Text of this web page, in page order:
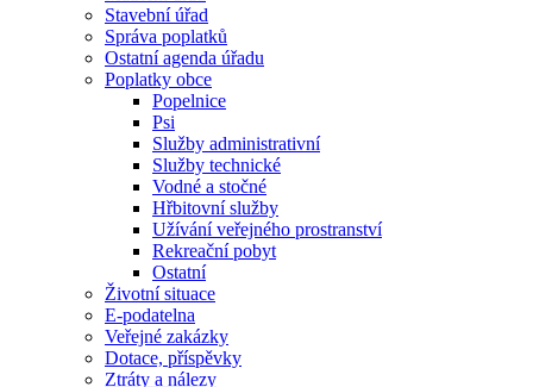
Stavební úřad
Správa poplatků
Ostatní agenda úřadu
Poplatky obce
Popelnice
Psi
Služby administrativní
Služby technické
Vodné a stočné
Hřbitovní služby
Užívání veřejného prostranství
Rekreační pobyt
Ostatní
Životní situace
E-podatelna
Veřejné zakázky
Dotace, příspěvky
Ztráty a nálezy